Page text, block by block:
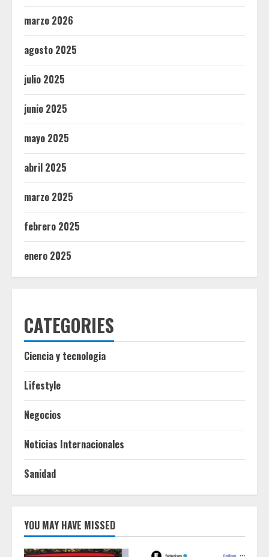
marzo 2026
agosto 2025
julio 2025
junio 2025
mayo 2025
abril 2025
marzo 2025
febrero 2025
enero 2025
CATEGORIES
Ciencia y tecnologia
Lifestyle
Negocios
Noticias Internacionales
Sanidad
YOU MAY HAVE MISSED